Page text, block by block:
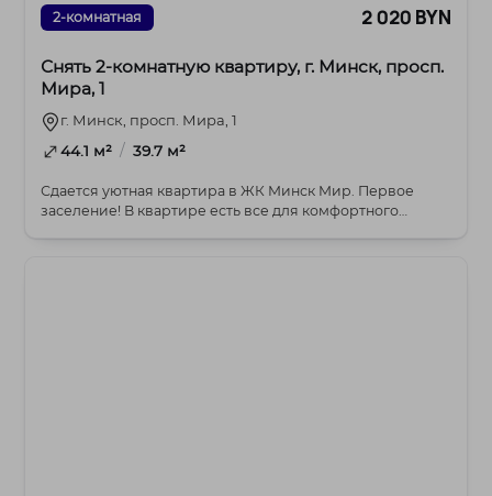
2-комнатная 2 020 BYN
Снять 2-комнатную квартиру, г. Минск, просп.
Мира, 1
г. Минск, просп. Мира, 1
44.1 м² / 39.7 м²
Сдается уютная квартира в ЖК Минск Мир. Первое
заселение! В квартире есть все для комфортного